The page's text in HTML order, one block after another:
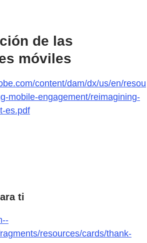
de las
móviles
content/dam/dx/us/en/resou
mobile-engagement/reimagining-
es.pdf
ti
resources/cards/thank-